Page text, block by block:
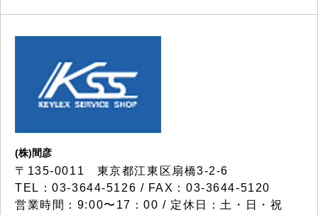
(株)間彦
〒135-0011 東京都江東区扇橋3-2-6
TEL：03-3644-5126 / FAX：03-3644-5120
営業時間：9:00〜17：00 / 定休日：土・日・祝